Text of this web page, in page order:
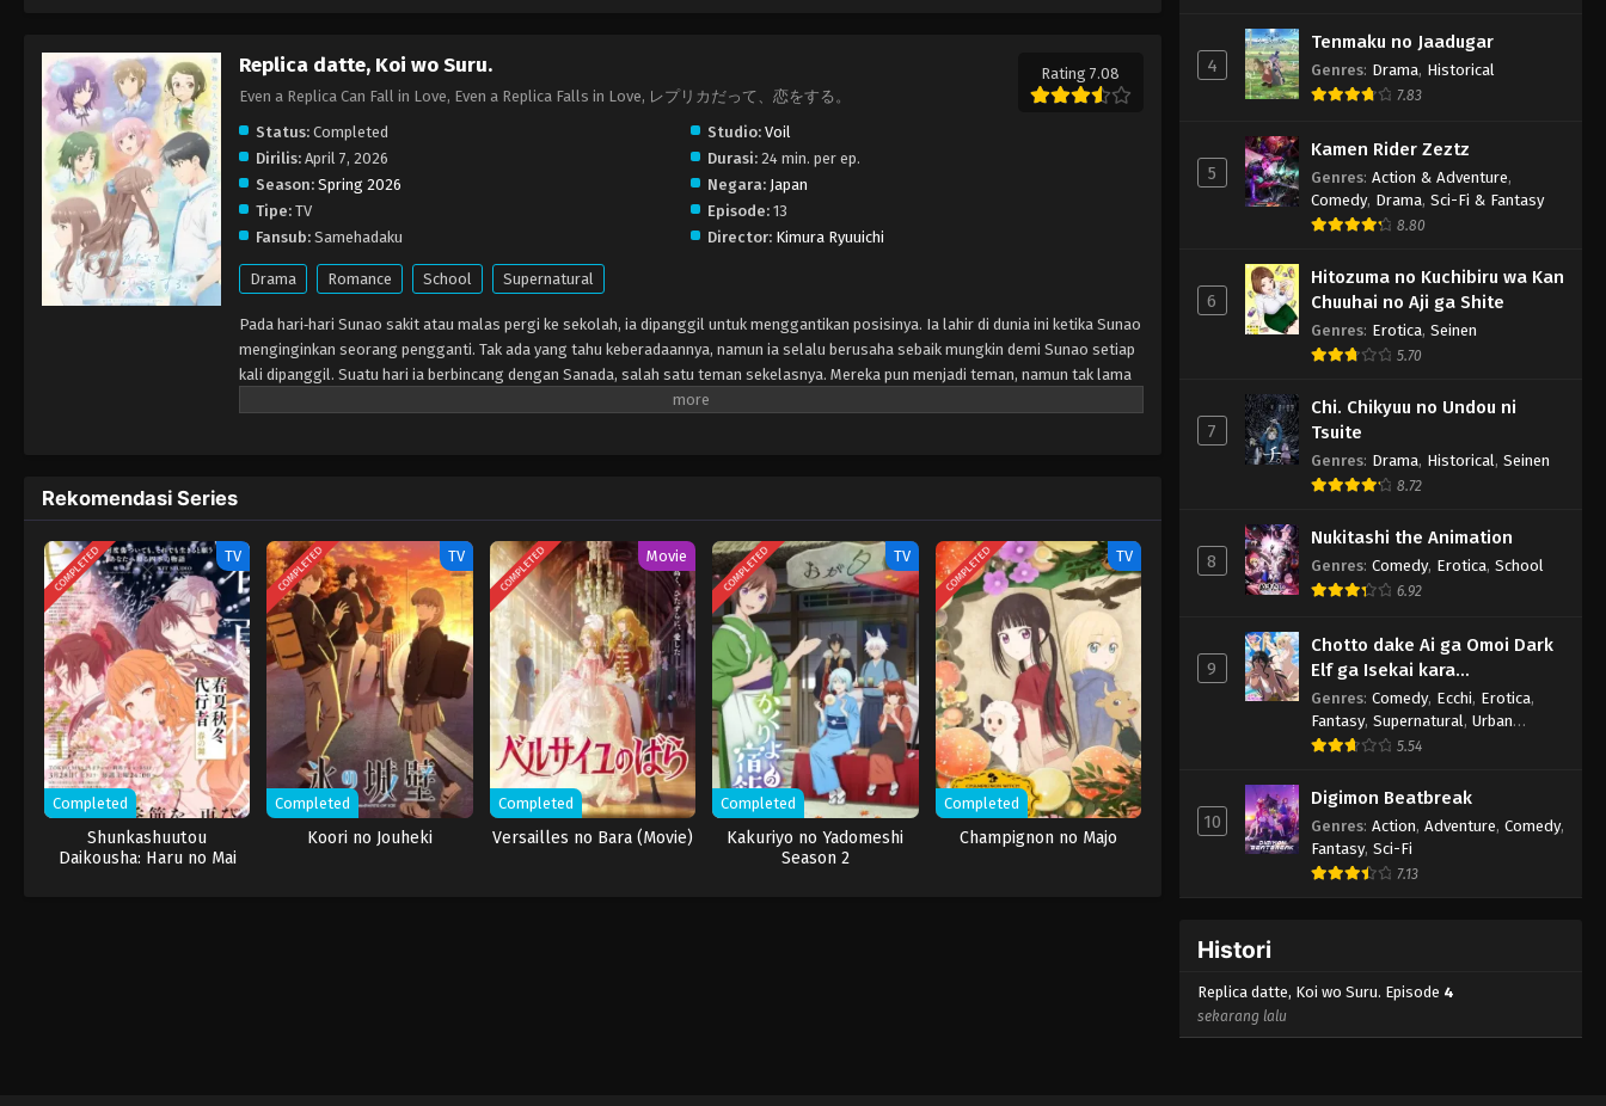
Replica datte, Koi wo Suru.
Even a Replica Can Fall in Love, Even a Replica Falls in Love, レプリカだって、恋をする。
Rating 7.08
Status: Completed Studio: Voil
Dirilis: April 7, 2026 Durasi: 24 min. per ep.
Season: Spring 2026 Negara: Japan
Tipe: TV Episode: 13
Fansub: Samehadaku Director: Kimura Ryuuichi
Drama Romance School Supernatural
Pada hari‑hari Sunao sakit atau malas pergi ke sekolah, ia dipanggil untuk menggantikan posisinya. Ia lahir di dunia ini ketika Sunao
menginginkan seorang pengganti. Tak ada yang tahu keberadaannya, namun ia selalu berusaha sebaik mungkin demi Sunao setiap
kali dipanggil. Suatu hari ia berbincang dengan Sanada, salah satu teman sekelasnya. Mereka pun menjadi teman, namun tak lama
kemudian Sanada menyadari ada yang berbeda dari Sunao asli… ia menjadi orang pertama yang menyadarinya. Ia memberi syarat,
Rekomendasi Series
COMPLETED TV
Completed
Shunkashuutou
Daikousha: Haru no Mai
COMPLETED TV
Completed
Koori no Jouheki
COMPLETED Movie
Completed
Versailles no Bara (Movie)
COMPLETED TV
Completed
Kakuriyo no Yadomeshi
Season 2
COMPLETED TV
Completed
Champignon no Majo
4
Tenmaku no Jaadugar
Genres: Drama, Historical
7.83
5
Kamen Rider Zeztz
Genres: Action & Adventure,
Comedy, Drama, Sci-Fi & Fantasy
8.80
6
Hitozuma no Kuchibiru wa Kan
Chuuhai no Aji ga Shite
Genres: Erotica, Seinen
5.70
7
Chi. Chikyuu no Undou ni
Tsuite
Genres: Drama, Historical , Seinen
8.72
8
Nukitashi the Animation
Genres: Comedy, Erotica, School
6.92
9
Chotto dake Ai ga Omoi Dark
Elf ga Isekai kara
Oikaketekita
Genres: Comedy, Ecchi, Erotica,
Fantasy, Supernatural , Urban
Fantasy
5.54
10
Digimon Beatbreak
Genres: Action, Adventure, Comedy,
Fantasy, Sci-Fi
7.13
Histori
Replica datte, Koi wo Suru. Episode 4
sekarang lalu